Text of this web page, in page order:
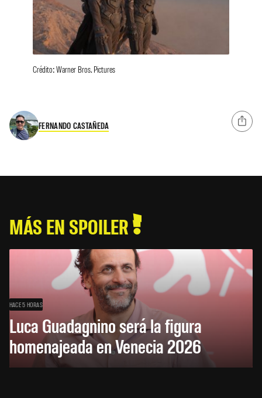
Crédito: Warner Bros. Pictures
FERNANDO CASTAÑEDA
MÁS EN SPOILER
HACE 5 HORAS
Luca Guadagnino será la figura
homenajeada en Venecia 2026